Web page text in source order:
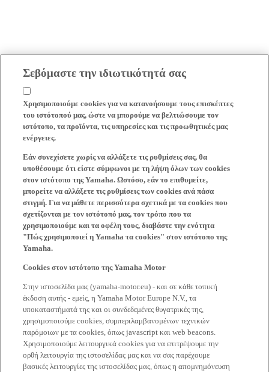
Σεβόμαστε την ιδιωτικότητά σας
Χρησιμοποιούμε cookies για να κατανοήσουμε τους επισκέπτες
του ιστότοπού μας, ώστε να μπορούμε να βελτιώσουμε τον
ιστότοπο, τα προϊόντα, τις υπηρεσίες και τις προωθητικές μας
ενέργειες.
Εάν συνεχίσετε χωρίς να αλλάξετε τις ρυθμίσεις σας, θα
υποθέσουμε ότι είστε σύμφωνοι με τη λήψη όλων των cookies
στον ιστότοπο της Yamaha. Ωστόσο, εάν το επιθυμείτε,
μπορείτε να αλλάξετε τις ρυθμίσεις των cookies ανά πάσα
στιγμή. Για να μάθετε περισσότερα σχετικά με τα cookies που
σχετίζονται με τον ιστότοπό μας, τον τρόπο που τα
χρησιμοποιούμε και τα οφέλη τους, διαβάστε την ενότητα
"Πώς χρησιμοποιεί η Yamaha τα cookies" στον ιστότοπο της
Yamaha.
Cookies στον ιστότοπο της Yamaha Motor
Στην ιστοσελίδα μας (yamaha-motor.eu) - και σε κάθε τοπική
έκδοση αυτής - εμείς, η Yamaha Motor Europe N.V., τα
υποκαταστήματά της και οι συνδεδεμένες θυγατρικές της,
χρησιμοποιούμε cookies, συμπεριλαμβανομένων τεχνικών
παρόμοιων με τα cookies, όπως javascript και web beacons.
Χρησιμοποιούμε λειτουργικά cookies για να επιτρέψουμε την
ορθή λειτουργία της ιστοσελίδας μας και να σας παρέχουμε
βασικές λειτουργίες της ιστοσελίδας μας, όπως η απομνημόνευση